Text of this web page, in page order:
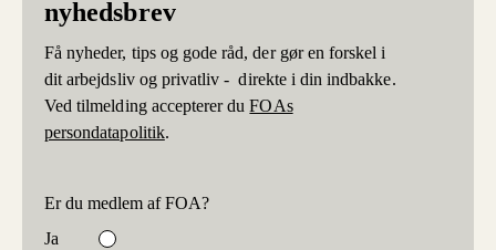
nyhedsbrev
Få nyheder, tips og gode råd, der gør en forskel i
dit arbejdsliv og privatliv - direkte i din indbakke.
Ved tilmelding accepterer duFOAs
persondatapolitik.
Er du medlem af FOA?
Ja